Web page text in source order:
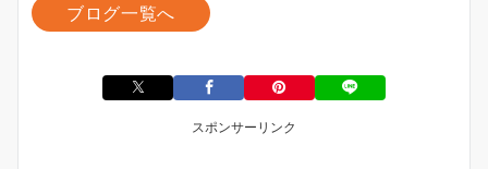
ブログ一覧へ
スポンサーリンク